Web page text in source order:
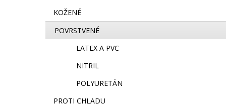
KOŽENÉ
POVRSTVENÉ
LATEX A PVC
NITRIL
POLYURETÁN
PROTI CHLADU